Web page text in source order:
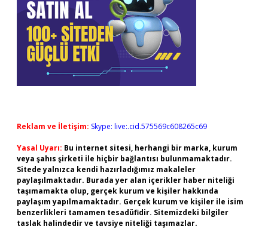
Reklam ve İletişim: Skype: live:.cid.575569c608265c69
Yasal Uyarı: Bu internet sitesi, herhangi bir marka, kurum
veya şahıs şirketi ile hiçbir bağlantısı bulunmamaktadır.
Sitede yalnızca kendi hazırladığımız makaleler
paylaşılmaktadır. Burada yer alan içerikler haber niteliği
taşımamakta olup, gerçek kurum ve kişiler hakkında
paylaşım yapılmamaktadır. Gerçek kurum ve kişiler ile isim
benzerlikleri tamamen tesadüfidir. Sitemizdeki bilgiler
taslak halindedir ve tavsiye niteliği taşımazlar.